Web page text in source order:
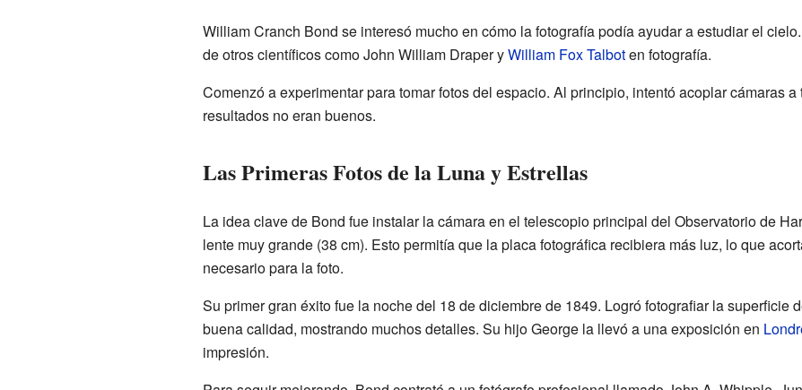
William Cranch Bond se interesó mucho en cómo la fotografía podía ayudar a estudiar el
de otros científicos como John William Draper yWilliam Fox Talboten fotografía.
Comenzó a experimentar para tomar fotos del espacio. Al principio, intentó acoplar cámaras
resultados no eran buenos.
Las Primeras Fotos de la Luna y Estrellas
La idea clave de Bond fue instalar la cámara en el telescopio principal del Observatorio de
lente muy grande (38 cm). Esto permitía que la placa fotográfica recibiera más luz, lo que
necesario para la foto.
Su primer gran éxito fue la noche del 18 de diciembre de 1849. Logró fotografiar la superficie
buena calidad, mostrando muchos detalles. Su hijo George la llevó a una exposición en
impresión.